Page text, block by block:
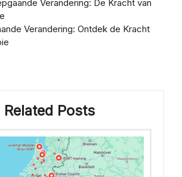
Verandering: De Kracht van
Verandering: Ontdek de Kracht
Related Posts